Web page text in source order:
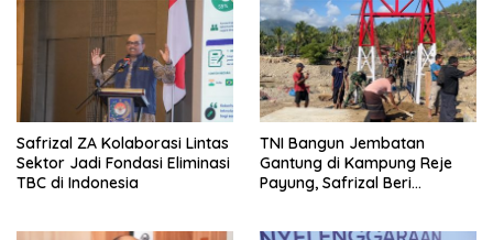
Safrizal ZA Kolaborasi Lintas
Sektor Jadi Fondasi Eliminasi
TBC di Indonesia
TNI Bangun Jembatan
Gantung di Kampung Reje
Payung, Safrizal Beri